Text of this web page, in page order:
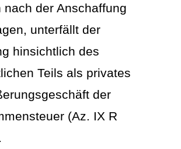
nach der Anschaffung
unterfällt der
hinsichtlich des
Teils als privates
der
(Az. IX R